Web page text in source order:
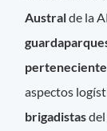
Australde la
aspectos
brigadistas